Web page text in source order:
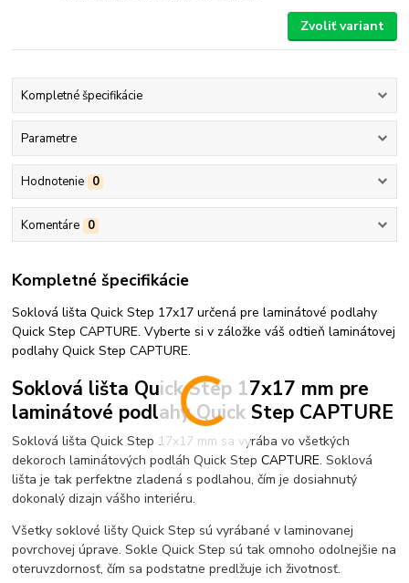
Zvoliť variant
Kompletné špecifikácie
Parametre
Hodnotenie 0
Komentáre 0
Kompletné špecifikácie
Soklová lišta Quick Step 17x17 určená pre laminátové podlahy
Quick Step CAPTURE. Vyberte si v záložke váš odtieň laminátovej
podlahy Quick Step CAPTURE.
Soklová lišta Quick Step 17x17 mm pre
laminátové podlahy Quick Step CAPTURE
Soklová lišta Quick Step 17x17 mm sa vyrába vo všetkých
dekoroch laminátových podláh Quick StepCAPTURE. Soklová
lišta je tak perfektne zladená s podlahou, čím je dosiahnutý
dokonalý dizajn vášho interiéru.
Všetky soklové lišty Quick Step sú vyrábané v laminovanej
povrchovej úprave. Sokle Quick Step sú tak omnoho odolnejšie na
oteruvzdornosť, čím sa podstatne predlžuje ich životnosť.